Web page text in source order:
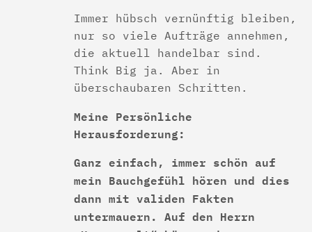
Immer hübsch vernünftig bleiben,
nur so viele Aufträge annehmen,
die aktuell handelbar sind.
Think Big ja. Aber in
überschaubaren Schritten.
Meine Persönliche
Herausforderung:
Ganz einfach, immer schön auf
mein Bauchgefühl hören und dies
dann mit validen Fakten
untermauern. Auf den Herrn